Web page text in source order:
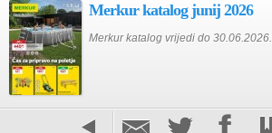
Merkur katalog junij 2026
Merkur katalog vrijedi do 30.06.2026.